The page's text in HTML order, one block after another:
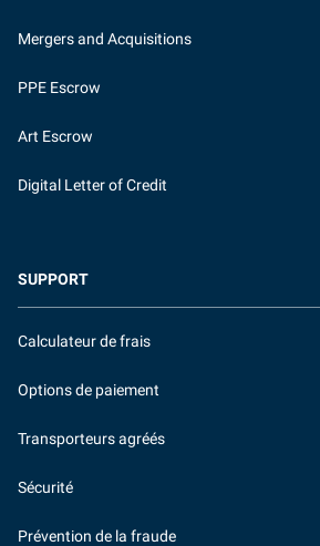
Mergers and Acquisitions
PPE Escrow
Art Escrow
Digital Letter of Credit
SUPPORT
Calculateur de frais
Options de paiement
Transporteurs agréés
Sécurité
Prévention de la fraude